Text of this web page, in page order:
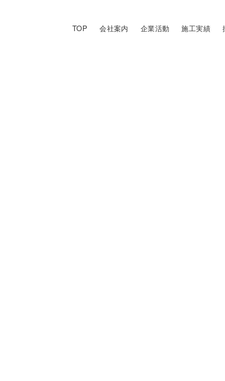
TOP 会社案内 企業活動 施工実績